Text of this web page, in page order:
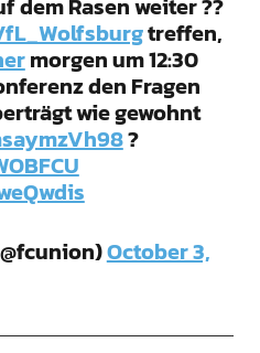
dem Rasen weiter ??
treffen,
morgen um 12:30
den Fragen
wie gewohnt
?
October 3,